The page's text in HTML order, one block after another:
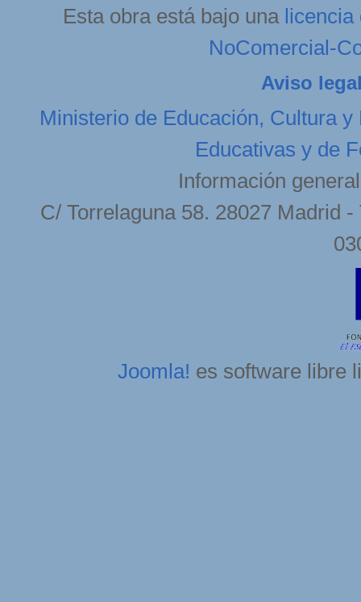
Esta obra está bajo una licencia
NoComercial-
Aviso
Ministerio de Educación, Cultura y
Educativas y de
Información
C/ Torrelaguna 58. 28027 Madrid
Joomla! es software libre